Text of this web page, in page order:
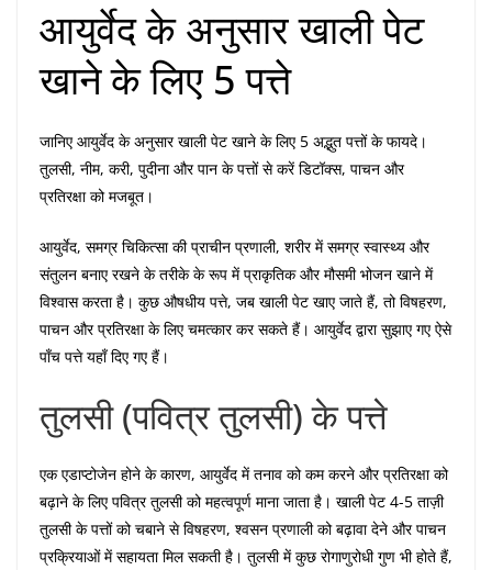
आयुर्वेद के अनुसार खाली पेट
खाने के लिए 5 पत्ते
जानिए आयुर्वेद के अनुसार खाली पेट खाने के लिए 5 अद्भुत पत्तों के फायदे।
तुलसी, नीम, करी, पुदीना और पान के पत्तों से करें डिटॉक्स, पाचन और
प्रतिरक्षा को मजबूत।
आयुर्वेद, समग्र चिकित्सा की प्राचीन प्रणाली, शरीर में समग्र स्वास्थ्य और
संतुलन बनाए रखने के तरीके के रूप में प्राकृतिक और मौसमी भोजन खाने में
विश्वास करता है। कुछ औषधीय पत्ते, जब खाली पेट खाए जाते हैं, तो विषहरण,
पाचन और प्रतिरक्षा के लिए चमत्कार कर सकते हैं। आयुर्वेद द्वारा सुझाए गए ऐसे
पाँच पत्ते यहाँ दिए गए हैं।
तुलसी (पवित्र तुलसी) के पत्ते
एक एडाप्टोजेन होने के कारण, आयुर्वेद में तनाव को कम करने और प्रतिरक्षा को
बढ़ाने के लिए पवित्र तुलसी को महत्वपूर्ण माना जाता है। खाली पेट 4-5 ताज़ी
तुलसी के पत्तों को चबाने से विषहरण, श्वसन प्रणाली को बढ़ावा देने और पाचन
प्रक्रियाओं में सहायता मिल सकती है। तुलसी में कुछ रोगाणुरोधी गुण भी होते हैं,